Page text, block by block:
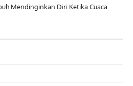
Mendinginkan Diri Ketika Cuaca